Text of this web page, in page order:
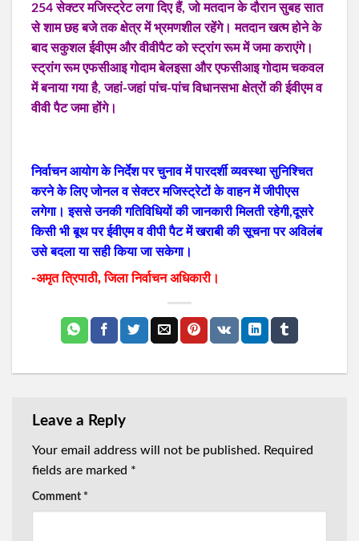
254 सेक्टर मजिस्ट्रेट लगा दिए हैं, जो मतदान के दौरान सुबह सात
से शाम छह बजे तक क्षेत्र में भ्रमणशील रहेंगे। मतदान खत्म होने के
बाद सकुशल ईवीएम और वीवीपैट को स्ट्रांग रूम में जमा कराएंगे।
स्ट्रांग रूम एफसीआइ गोदाम बेलइसा और एफसीआइ गोदाम चकवल
में बनाया गया है, जहां-जहां पांच-पांच विधानसभा क्षेत्रों की ईवीएम व
वीवी पैट जमा होंगे।
निर्वाचन आयोग के निर्देश पर चुनाव में पारदर्शी व्यवस्था सुनिश्चित
करने के लिए जोनल व सेक्टर मजिस्ट्रेटों के वाहन में जीपीएस
लगेगा। इससे उनकी गतिविधियों की जानकारी मिलती रहेगी,दूसरे
किसी भी बूथ पर ईवीएम व वीपी पैट में खराबी की सूचना पर अविलंब
उसे बदला या सही किया जा सकेगा।
-अमृत त्रिपाठी, जिला निर्वाचन अधिकारी।
Leave a Reply
Your email address will not be published. Required
fields are marked *
Comment *